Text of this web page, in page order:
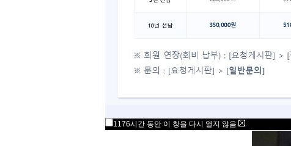
1176시간 동안 이 창을 다시 열지 않음